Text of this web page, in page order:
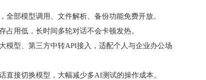
部模型调用、文件解析、备份功能免费开放。
用低，长时间多轮对话不会卡顿发热。
模型、第三方中转API接入，适配个人与企业办公场
接切换模型，大幅减少多AI测试的操作成本。